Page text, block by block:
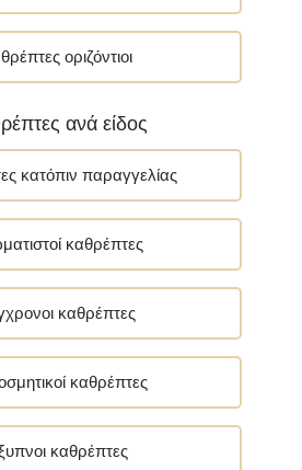
οριζόντιοι
ανά είδος
κατόπιν παραγγελίας
καθρέπτες
καθρέπτες
καθρέπτες
καθρέπτες